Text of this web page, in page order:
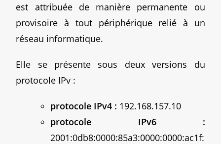
est attribuée de manière permanente ou
provisoire à tout périphérique relié à un
réseau informatique.
Elle se présente sous deux versions du
protocole IPv :
protocole IPv4 : 192.168.157.10
protocole IPv6 :
2001:0db8:0000:85a3:0000:0000:ac1f: